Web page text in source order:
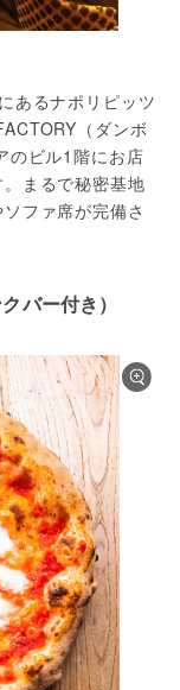
あるナポリピッツ
（ダンボ
のビル1階にお店
まるで秘密基地
ファ席が完備さ
バー付き）